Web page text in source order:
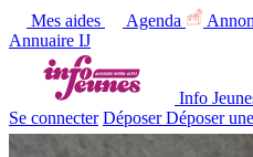
Mes aides Agenda
Annuaire IJ
Info
Se connecter Déposer Déposer